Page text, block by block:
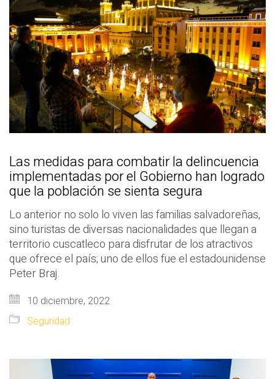
Las medidas para combatir la delincuencia
implementadas por el Gobierno han logrado
que la población se sienta segura
Lo anterior no solo lo viven las familias salvadoreñas,
sino turistas de diversas nacionalidades que llegan a
territorio cuscatleco para disfrutar de los atractivos
que ofrece el país; uno de ellos fue el estadounidense
Peter Braj.
10 diciembre, 2022
Seguridad